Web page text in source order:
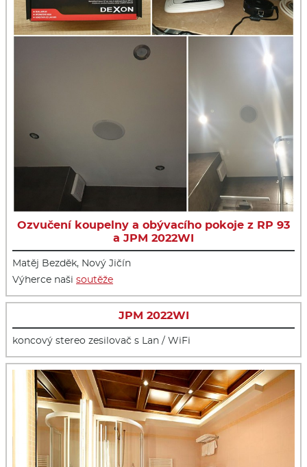
Ozvučení koupelny a obývacího pokoje z RP 93
a JPM 2022WI
Matěj Bezděk, Nový Jičín
Výherce naši soutěže
JPM 2022WI
koncový stereo zesilovač s Lan / WiFi